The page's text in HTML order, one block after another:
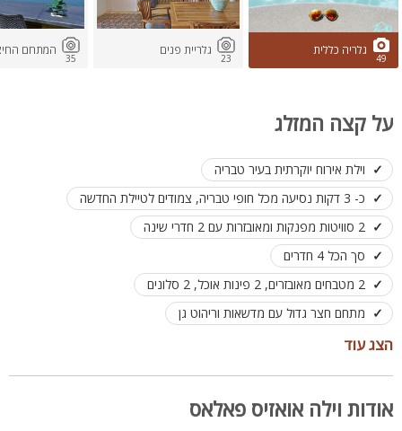
49
גלריה כללית
23
גלריית פנים
35
המתחם
על קצה המזלג
וילת אירוח יוקרתית בעיר טבריה
כ- 3 דקות נסיעה מכל חופי טבריה, צמודים לטיילת החדשה
2 סוויטות מפנקות ומאובזרות עם 2 חדרי שינה
סך הכל 4 חדרים
2 מטבחים מאובזרים, 2 פינות אוכל, 2 סלונים
מתחם חצר גדול עם מדשאות וריהוט גן
בריכת גלישה ענקית מחוממת בעונה
מטבח חוץ מאובזר כולל משטח עבודה
הצג עוד
אודות וילה אואזיס פאלאס